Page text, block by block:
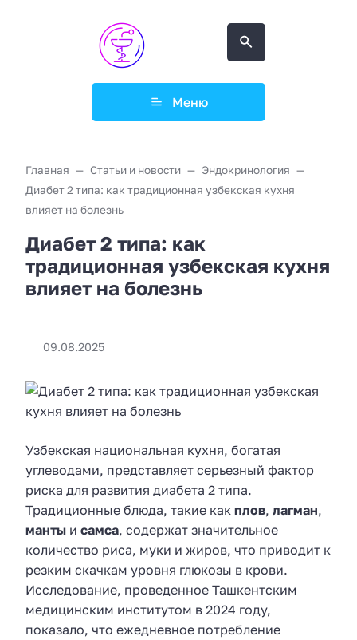
Меню
Главная Статьи и новости
Эндокринология
Диабет 2 типа: как традиционная узбекская кухня
влияет на болезнь
Диабет 2 типа: как
традиционная узбекская кухня
влияет на болезнь
09.08.2025
Узбекская национальная кухня, богатая
углеводами, представляет серьезный фактор
риска для развития диабета 2 типа.
Традиционные блюда, такие как плов, лагман,
манты и самса, содержат значительное
количество риса, муки и жиров, что приводит к
резким скачкам уровня глюкозы в крови.
Исследование, проведенное Ташкентским
медицинским институтом в 2024 году,
показало, что ежедневное потребление